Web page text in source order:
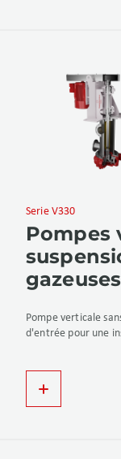
Serie V330
Pompes
gazeuses
Pompe verticale
d'entrée pour une